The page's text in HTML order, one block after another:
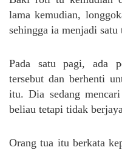
lama kemudian,
sehingga ia menjadi satu
Pada satu pagi, ada
tersebut dan berhenti
itu. Dia sedang
beliau tetapi tidak
Orang tua itu berkata